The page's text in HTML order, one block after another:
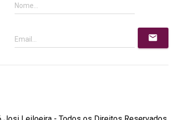
mail